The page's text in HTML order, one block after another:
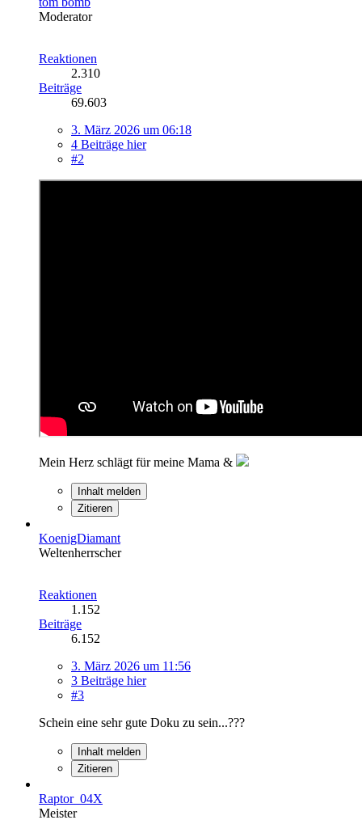
Moderator
Reaktionen
2.310
Beiträge
69.603
3. März 2026 um 06:18
4 Beiträge hier
#2
Mein Herz schlägt für meine Mama &
Inhalt melden
Zitieren
KoenigDiamant
Weltenherrscher
Reaktionen
1.152
Beiträge
6.152
3. März 2026 um 11:56
3 Beiträge hier
#3
Schein eine sehr gute Doku zu sein...???
Inhalt melden
Zitieren
Raptor_04X
Meister